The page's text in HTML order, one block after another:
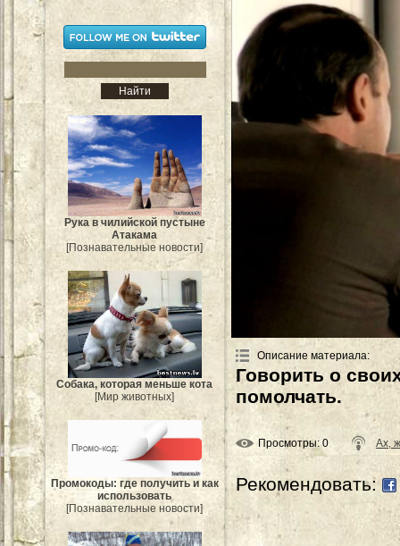
Рука в чилийской пустыне
Атакама
[Познавательные новости]
Собака, которая меньше кота
[Мир животных]
Промокоды: где получить и как
использовать
[Познавательные новости]
Описание материала:
Говорить о
помолчать.
Просмотры: 0 Ах,
Рекомендовать: